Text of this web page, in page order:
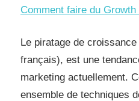
Comment faire du
Le piratage de
français), est une
marketing actuellement.
ensemble de techniques